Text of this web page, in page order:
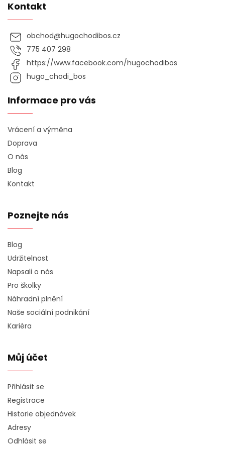
Kontakt
obchod@hugochodibos.cz
775 407 298
https://www.facebook.com/hugochodibos
hugo_chodi_bos
Informace pro vás
Vrácení a výměna
Doprava
O nás
Blog
Kontakt
Poznejte nás
Blog
Udržitelnost
Napsali o nás
Pro školky
Náhradní plnění
Naše sociální podnikání
Kariéra
Můj účet
Přihlásit se
Registrace
Historie objednávek
Adresy
Odhlásit se